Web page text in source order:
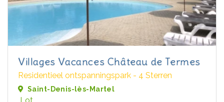
Villages Vacances Château de Termes
Residentieel ontspanningspark - 4 Sterren
Saint-Denis-lès-Martel